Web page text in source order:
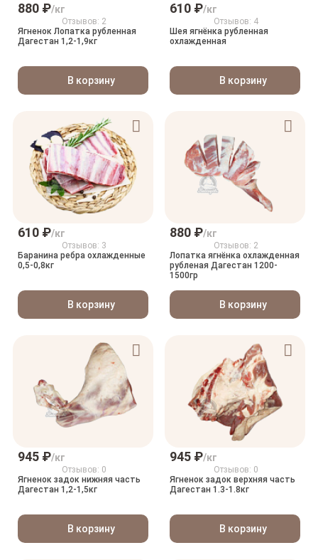
880 ₽/кг
Отзывов: 2
Ягненок Лопатка рубленная
Дагестан 1,2-1,9кг
В корзину
610 ₽/кг
Отзывов: 4
Шея ягнёнка рубленная
охлажденная
В корзину
610 ₽/кг
Отзывов: 3
Баранина ребра охлажденные
0,5-0,8кг
В корзину
880 ₽/кг
Отзывов: 2
Лопатка ягнёнка охлажденная
рубленая Дагестан 1200-
1500гр
В корзину
945 ₽/кг
Отзывов: 0
Ягненок задок нижняя часть
Дагестан 1,2-1,5кг
В корзину
945 ₽/кг
Отзывов: 0
Ягненок задок верхняя часть
Дагестан 1.3-1.8кг
В корзину